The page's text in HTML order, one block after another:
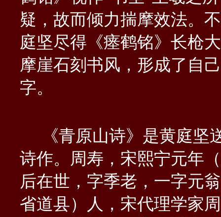
疑，故而倾力揣摩效法。
庭坚尽得《瘗鹤铭》长枪
摩崖石刻书风，形成了自
字。
《青原山诗》是黄庭坚
诗作。周寿，宋熙宁元年
后在世，字季老，一字元
省道县）人，宋代理学家